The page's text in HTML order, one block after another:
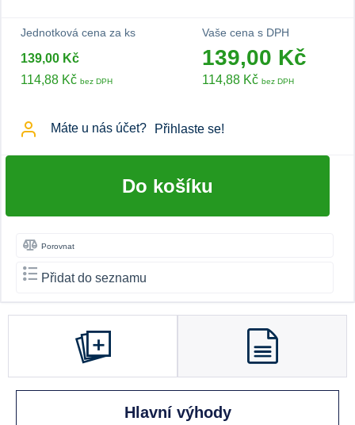
Jednotková cena za ks
139,00 Kč
114,88 Kč bez DPH
Vaše cena s DPH
139,00 Kč
114,88 Kč bez DPH
Máte u nás účet? Přihlaste se!
Do košíku
Porovnat
Přidat do seznamu
Hlavní výhody